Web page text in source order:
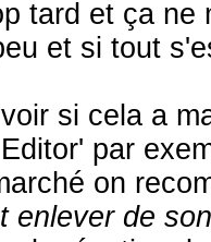
tard et ça ne
et si tout
si cela a
par
on
enlever de